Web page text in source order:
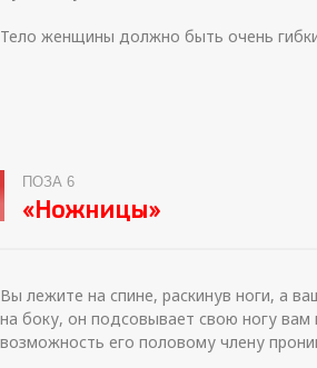
Тело женщины должно быть очень
ПОЗА 6
«Ножницы»
Вы лежите на спине, раскинув ноги, а
на боку, он подсовывает свою ногу
возможность его половому члену